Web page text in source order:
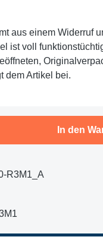
aus einem Widerruf
ist voll
dem Artikel bei.
In den
R3M1_A